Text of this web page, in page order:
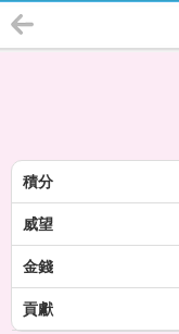
積分
威望
金錢
貢獻